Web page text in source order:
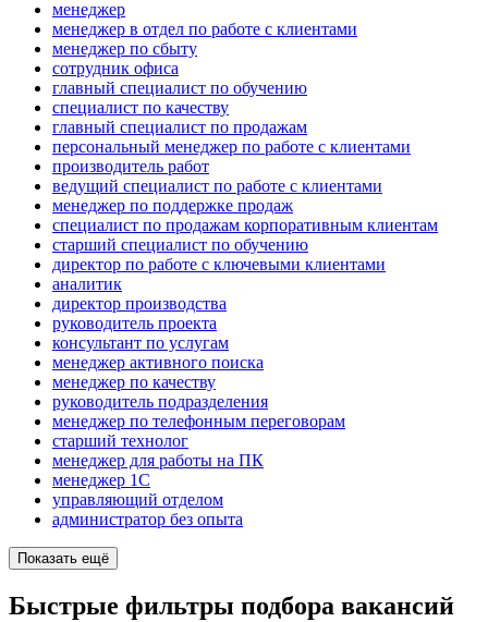
менеджер
менеджер в отдел по работе с клиентами
менеджер по сбыту
сотрудник офиса
главный специалист по обучению
специалист по качеству
главный специалист по продажам
персональный менеджер по работе с клиентами
производитель работ
ведущий специалист по работе с клиентами
менеджер по поддержке продаж
специалист по продажам корпоративным клиентам
старший специалист по обучению
директор по работе с ключевыми клиентами
аналитик
директор производства
руководитель проекта
консультант по услугам
менеджер активного поиска
менеджер по качеству
руководитель подразделения
менеджер по телефонным переговорам
старший технолог
менеджер для работы на ПК
менеджер 1С
управляющий отделом
администратор без опыта
Показать ещё
Быстрые фильтры подбора вакансий